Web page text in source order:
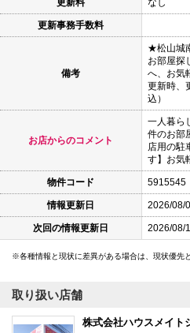
更新事務手数料
備考
★松山城
お部屋探
へ、お気
更新時、
込）
お店からのコメント
一人暮ら
件のお部
店用の駐
す】お気
物件コード 5915545
情報更新日 2026/08/
次回の情報更新日 2026/08/
各種情報と現状に差異がある場合は、現状優先
取り扱い店舗
株式会社ハウスメイト